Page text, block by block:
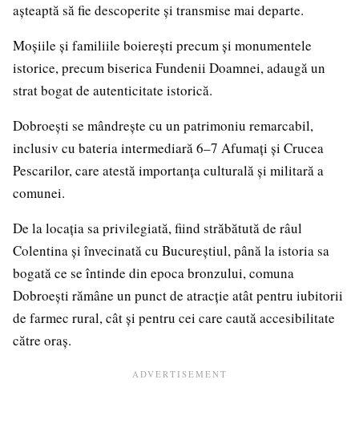
așteaptă să fie descoperite și transmise mai departe.
Moșiile și familiile boierești precum și monumentele
istorice, precum biserica Fundenii Doamnei, adaugă un
strat bogat de autenticitate istorică.
Dobroești se mândrește cu un patrimoniu remarcabil,
inclusiv cu bateria intermediară 6–7 Afumați și Crucea
Pescarilor, care atestă importanța culturală și militară a
comunei.
De la locația sa privilegiată, fiind străbătută de râul
Colentina și învecinată cu Bucureștiul, până la istoria sa
bogată ce se întinde din epoca bronzului, comuna
Dobroești rămâne un punct de atracție atât pentru iubitorii
de farmec rural, cât și pentru cei care caută accesibilitate
către oraș.